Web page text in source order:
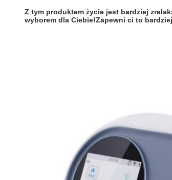
Z tym produktem życie jest bardziej
wyborem dla Ciebie!Zapewni ci to